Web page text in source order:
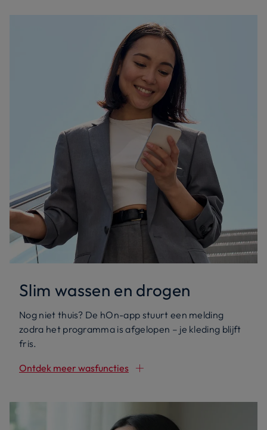
Slim wassen en drogen
Nog niet thuis? De hOn-app stuurt een melding
zodra het programma is afgelopen – je kleding blijft
fris.
Ontdek meer wasfuncties